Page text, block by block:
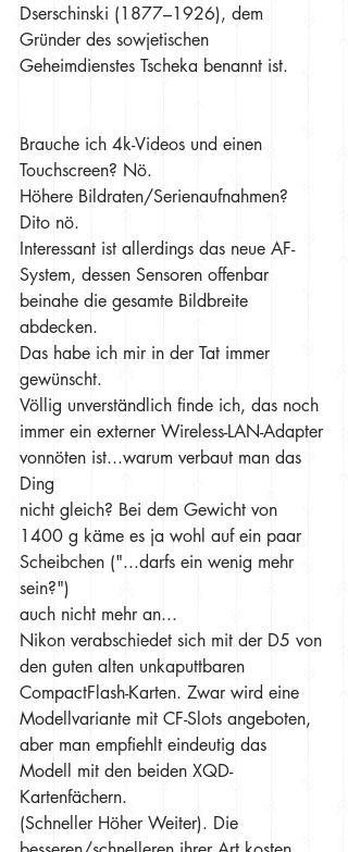
Dserschinski (1877–1926), dem
Gründer des sowjetischen
Geheimdienstes Tscheka benannt ist.
Brauche ich 4k-Videos und einen
Touchscreen? Nö.
Höhere Bildraten/Serienaufnahmen?
Dito nö.
Interessant ist allerdings das neue AF-
System, dessen Sensoren offenbar
beinahe die gesamte Bildbreite
abdecken.
Das habe ich mir in der Tat immer
gewünscht.
Völlig unverständlich finde ich, das noch
immer ein externer Wireless-LAN-Adapter
vonnöten ist...warum verbaut man das
Ding
nicht gleich? Bei dem Gewicht von
1400 g käme es ja wohl auf ein paar
Scheibchen ("...darfs ein wenig mehr
sein?")
auch nicht mehr an...
Nikon verabschiedet sich mit der D5 von
den guten alten unkaputtbaren
CompactFlash-Karten. Zwar wird eine
Modellvariante mit CF-Slots angeboten,
aber man empfiehlt eindeutig das
Modell mit den beiden XQD-
Kartenfächern.
(Schneller Höher Weiter). Die